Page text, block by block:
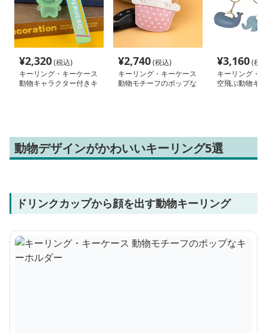
¥2,320(税込)
キーリング・キーケース
動物キャラクター付きキ
¥2,740(税込)
キーリング・キーケース
動物モチーフのポップな
¥3,160(税
キーリング・
空飛ぶ動物キ
動物デザインがかわいいキーリング5選
ドリンクカップから顔を出す動物キーリング